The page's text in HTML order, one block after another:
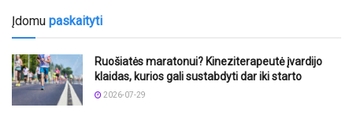
Įdomu paskaityti
Ruošiatės maratonui? Kineziterapeutė įvardijo
klaidas, kurios gali sustabdyti dar iki starto
2026-07-29